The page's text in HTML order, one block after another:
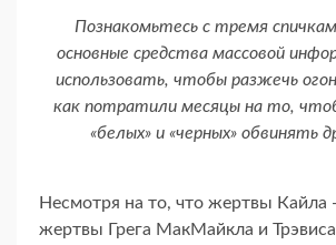
Познакомьтесь с тремя
основные средства массовой
использовать, чтобы разжечь
как потратили месяцы на то,
«белых» и «черных» обвинять
Несмотря на то, что жертвы Кайла
жертвы Грега МакМайкла и